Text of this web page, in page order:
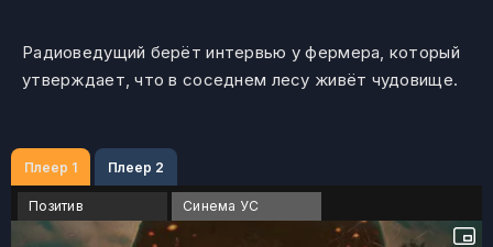
Радиоведущий берёт интервью у фермера, который
утверждает, что в соседнем лесу живёт чудовище.
Плеер 1 Плеер 2
Позитив Синема УС